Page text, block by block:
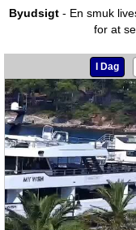
Byudsigt- En smuk
for at
I Dag